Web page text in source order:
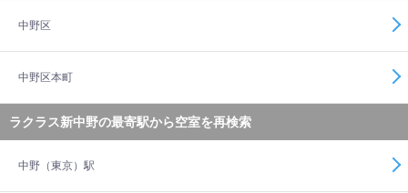
中野区
中野区本町
ラクラス新中野の最寄駅から空室を再検索
中野（東京）駅